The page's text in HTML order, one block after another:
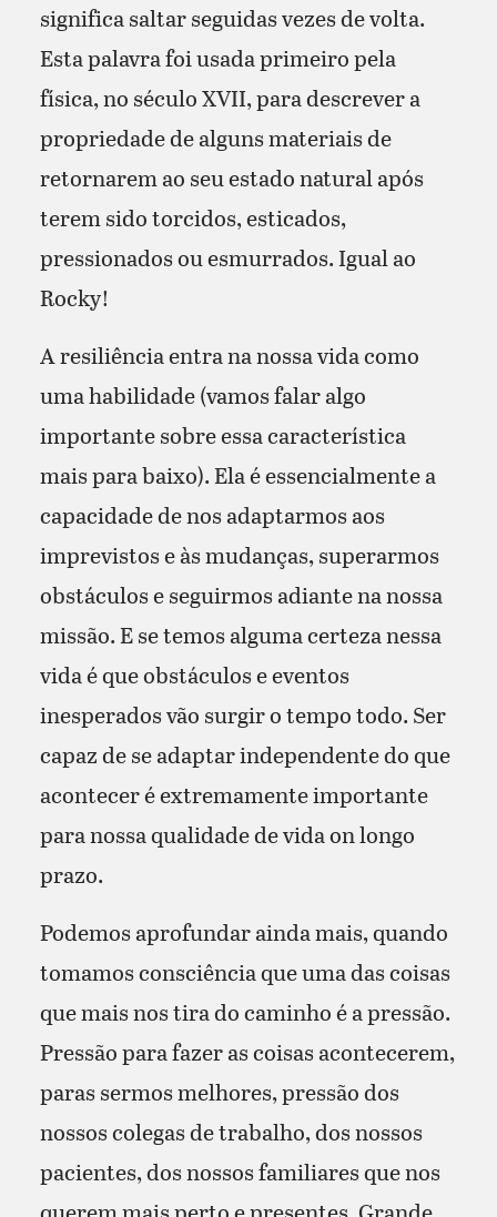
significa saltar seguidas vezes de volta.
Esta palavra foi usada primeiro pela
física, no século XVII, para descrever a
propriedade de alguns materiais de
retornarem ao seu estado natural após
terem sido torcidos, esticados,
pressionados ou esmurrados. Igual ao
Rocky!
A resiliência entra na nossa vida como
uma habilidade (vamos falar algo
importante sobre essa característica
mais para baixo). Ela é essencialmente a
capacidade de nos adaptarmos aos
imprevistos e às mudanças, superarmos
obstáculos e seguirmos adiante na nossa
missão. E se temos alguma certeza nessa
vida é que obstáculos e eventos
inesperados vão surgir o tempo todo. Ser
capaz de se adaptar independente do que
acontecer é extremamente importante
para nossa qualidade de vida on longo
prazo.
Podemos aprofundar ainda mais, quando
tomamos consciência que uma das coisas
que mais nos tira do caminho é a pressão.
Pressão para fazer as coisas acontecerem,
paras sermos melhores, pressão dos
nossos colegas de trabalho, dos nossos
pacientes, dos nossos familiares que nos